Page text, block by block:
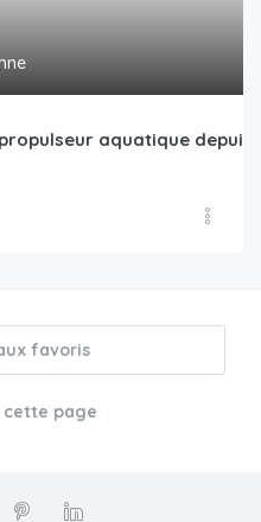
aquatique depuis
favoris
page